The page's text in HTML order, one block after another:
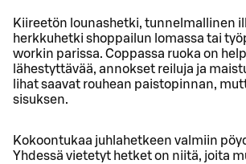
Kiireetön lounashetki, tunnelmallinen
herkkuhetki shoppailun lomassa tai
workin parissa. Coppassa ruoka on
lähestyttävää, annokset reiluja ja
lihat saavat rouhean paistopinnan,
sisuksen.
Kokoontukaa juhlahetkeen valmiin
Yhdessä vietetyt hetket on niitä, joita